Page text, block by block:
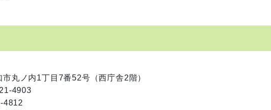
丸ノ内1丁目7番52号（西庁舎2階）
4903
4812